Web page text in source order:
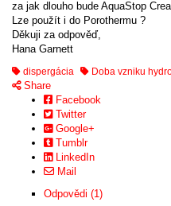
za jak dlouho bude AquaStop
Lze použít i do Porothermu ?
Děkuji za odpověď,
Hana Garnett
dispergácia Doba vzniku
Share
Facebook
Twitter
Google+
Tumblr
LinkedIn
Mail
Odpovědi (1)